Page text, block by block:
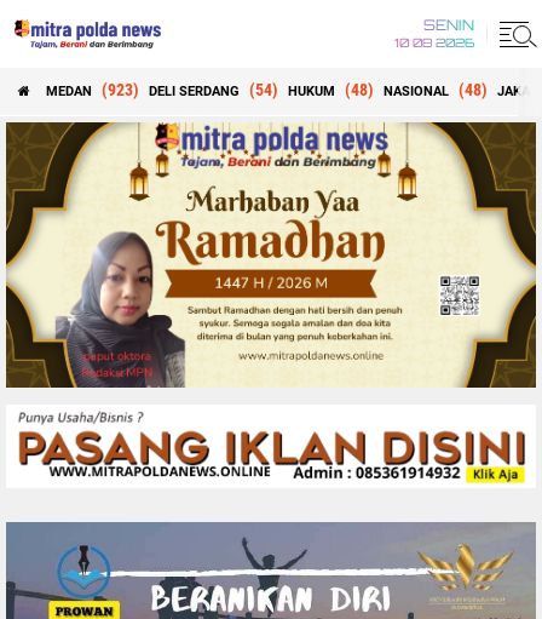
SENIN
10 08 2026
MEDAN (923) DELI SERDANG (54) HUKUM (48) NASIONAL (48)